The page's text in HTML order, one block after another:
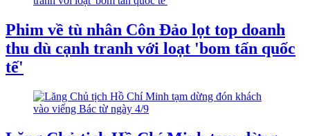
Phim về tù nhân Côn Đảo lọt top doanh
thu dù cạnh tranh với loạt 'bom tấn quốc
tế'